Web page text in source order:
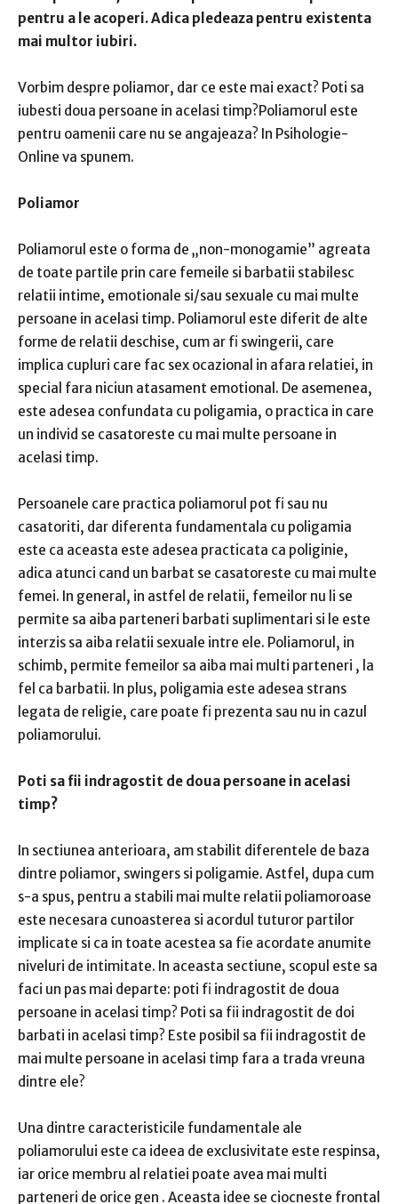
pentru a le acoperi. Adica pledeaza pentru existenta
mai multor iubiri.
Vorbim despre poliamor, dar ce este mai exact? Poti sa
iubesti doua persoane in acelasi timp?Poliamorul este
pentru oamenii care nu se angajeaza? In Psihologie-
Online va spunem.
Poliamor
Poliamorul este o forma de „non-monogamie” agreata
de toate partile prin care femeile si barbatii stabilesc
relatii intime, emotionale si/sau sexuale cu mai multe
persoane in acelasi timp. Poliamorul este diferit de alte
forme de relatii deschise, cum ar fi swingerii, care
implica cupluri care fac sex ocazional in afara relatiei, in
special fara niciun atasament emotional. De asemenea,
este adesea confundata cu poligamia, o practica in care
un individ se casatoreste cu mai multe persoane in
acelasi timp.
Persoanele care practica poliamorul pot fi sau nu
casatoriti, dar diferenta fundamentala cu poligamia
este ca aceasta este adesea practicata ca poliginie,
adica atunci cand un barbat se casatoreste cu mai multe
femei. In general, in astfel de relatii, femeilor nu li se
permite sa aiba parteneri barbati suplimentari si le este
interzis sa aiba relatii sexuale intre ele. Poliamorul, in
schimb, permite femeilor sa aiba mai multi parteneri , la
fel ca barbatii. In plus, poligamia este adesea strans
legata de religie, care poate fi prezenta sau nu in cazul
poliamorului.
Poti sa fii indragostit de doua persoane in acelasi
timp?
In sectiunea anterioara, am stabilit diferentele de baza
dintre poliamor, swingers si poligamie. Astfel, dupa cum
s-a spus, pentru a stabili mai multe relatii poliamoroase
este necesara cunoasterea si acordul tuturor partilor
implicate si ca in toate acestea sa fie acordate anumite
niveluri de intimitate. In aceasta sectiune, scopul este sa
faci un pas mai departe: poti fi indragostit de doua
persoane in acelasi timp? Poti sa fii indragostit de doi
barbati in acelasi timp? Este posibil sa fii indragostit de
mai multe persoane in acelasi timp fara a trada vreuna
dintre ele?
Una dintre caracteristicile fundamentale ale
poliamorului este ca ideea de exclusivitate este respinsa,
iar orice membru al relatiei poate avea mai multi
parteneri de orice gen . Aceasta idee se ciocneste frontal